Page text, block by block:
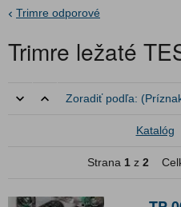
Trimre odporové
Trimre ležaté
Zoradiť podľa:
Katalóg
Strana 1 z 2